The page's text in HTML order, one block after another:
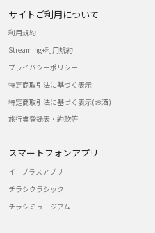
サイトご利用について
利用規約
Streaming+利用規約
プライバシーポリシー
特定商取引法に基づく表示
特定商取引法に基づく表示(お酒)
旅行業登録表・約款等
スマートフォンアプリ
イープラスアプリ
チラシクラシック
チラシミュージアム